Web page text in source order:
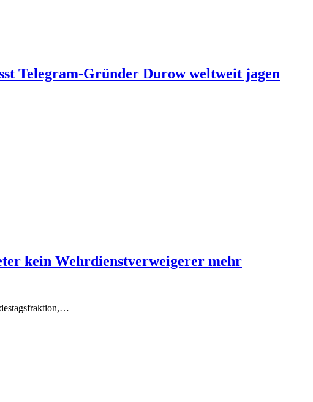
Telegram-Gründer Durow weltweit jagen
kein Wehrdienstverweigerer mehr